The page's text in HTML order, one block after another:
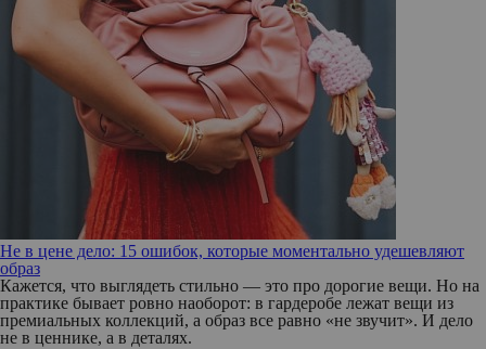
Не в цене дело: 15 ошибок, которые моментально удешевляют
образ
Кажется, что выглядеть стильно — это про дорогие вещи. Но на
практике бывает ровно наоборот: в гардеробе лежат вещи из
премиальных коллекций, а образ все равно «не звучит». И дело
не в ценнике, а в деталях.